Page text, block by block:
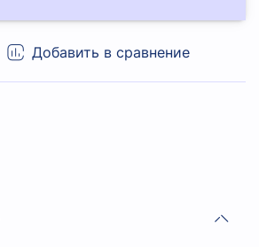
Добавить в сравнение